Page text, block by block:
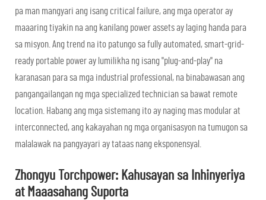
pa man mangyari ang isang critical failure, ang mga operator ay
maaaring tiyakin na ang kanilang power assets ay laging handa para
sa misyon. Ang trend na ito patungo sa fully automated, smart-grid-
ready portable power ay lumilikha ng isang "plug-and-play" na
karanasan para sa mga industrial professional, na binabawasan ang
pangangailangan ng mga specialized technician sa bawat remote
location. Habang ang mga sistemang ito ay naging mas modular at
interconnected, ang kakayahan ng mga organisasyon na tumugon sa
malalawak na pangyayari ay tataas nang eksponensyal.
Zhongyu Torchpower: Kahusayan sa Inhinyeriya
at Maaasahang Suporta